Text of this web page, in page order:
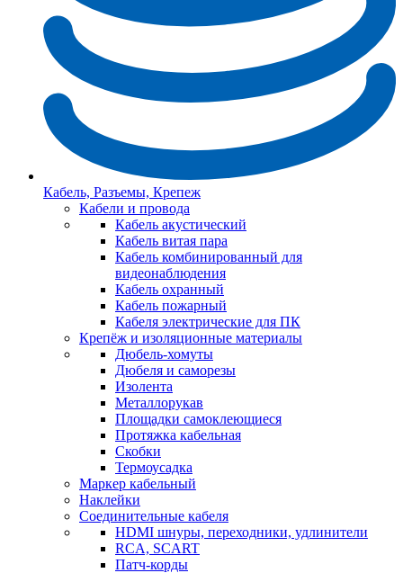
Кабель, Разъемы, Крепеж
Кабели и провода
Кабель акустический
Кабель витая пара
Кабель комбинированный для
видеонаблюдения
Кабель охранный
Кабель пожарный
Кабеля электрические для ПК
Крепёж и изоляционные материалы
Дюбель-хомуты
Дюбеля и саморезы
Изолента
Металлорукав
Площадки самоклеющиеся
Протяжка кабельная
Скобки
Термоусадка
Маркер кабельный
Наклейки
Соединительные кабеля
HDMI шнуры, переходники, удлинители
RCA, SCART
Патч-корды